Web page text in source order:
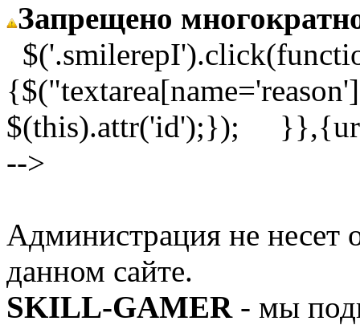
Запрещено
$(this).attr('id');});
-->
Администрация не несет
данном сайте.
SKILL-GAMER- мы